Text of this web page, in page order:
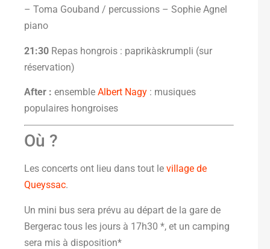
– Toma Gouband / percussions – Sophie Agnel
piano
21:30 Repas hongrois : paprikàskrumpli (sur
réservation)
After : ensemble Albert Nagy : musiques
populaires hongroises
Où ?
Les concerts ont lieu dans tout le village de
Queyssac.
Un mini bus sera prévu au départ de la gare de
Bergerac tous les jours à 17h30 *, et un camping
sera mis à disposition*